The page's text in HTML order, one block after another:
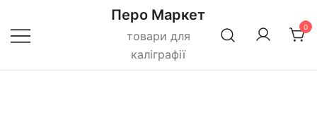
до
вмісту
Перо Маркет
товари для
каліграфії
0